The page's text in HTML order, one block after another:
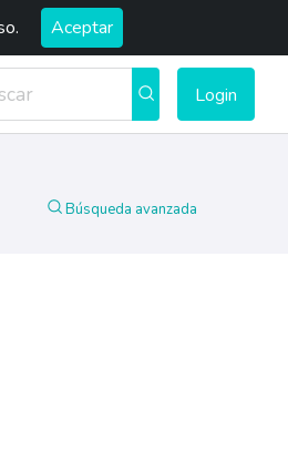
Aceptar
Login
Búsqueda avanzada